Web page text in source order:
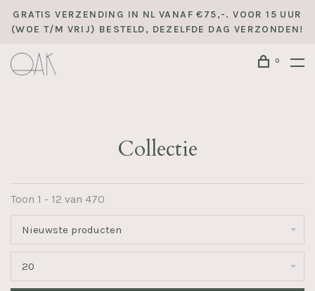
GRATIS VERZENDING IN NL VANAF €75,-. VOOR 15 UUR
(WOE T/M VRIJ) BESTELD, DEZELFDE DAG VERZONDEN!
0
Collectie
Toon 1 - 12 van 470
Nieuwste producten
20